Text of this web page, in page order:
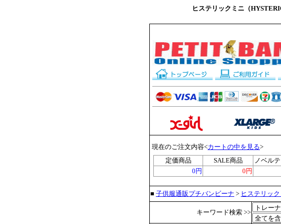
ヒステリックミニ（
現在のご注文内容<カートの中を見る>
定価商品
SALE商品 ノベル
0円
0円
■ 子供服通販プチバンビーナ > ヒステリック
キーワード検索 >>